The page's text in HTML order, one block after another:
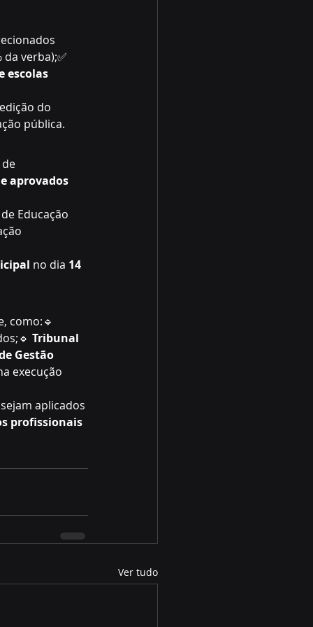
verba);✅
escolas
do
pública.
aprovados
Educação
no dia 14
como:🔹
Tribunal
Gestão
execução
aplicados
profissionais
Ver tudo